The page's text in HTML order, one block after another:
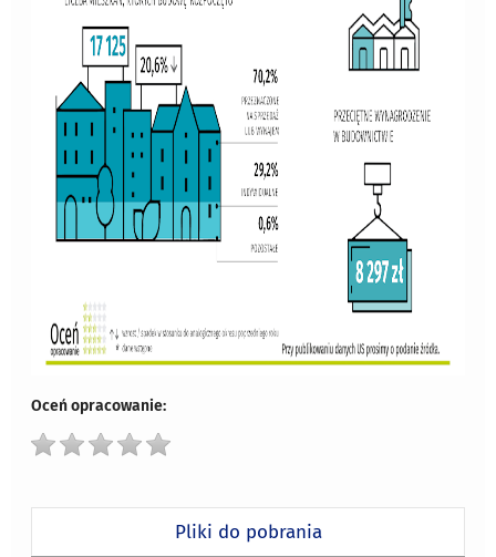
Oceń opracowanie:
Pliki do pobrania